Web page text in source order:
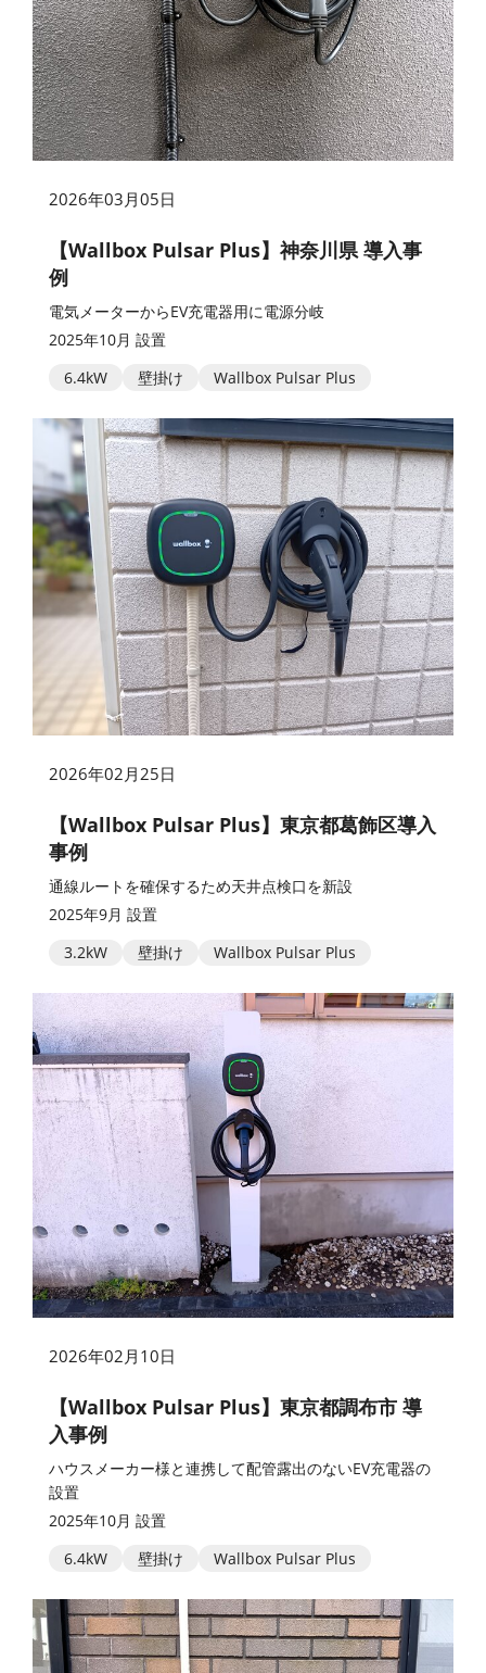
2026年03月05日
【Wallbox Pulsar Plus】神奈川県 導入事
例
電気メーターからEV充電器用に電源分岐
2025年10月 設置
6.4kW
壁掛け Wallbox Pulsar Plus
2026年02月25日
【Wallbox Pulsar Plus】東京都葛飾区導入
事例
通線ルートを確保するため天井点検口を新設
2025年9月 設置
3.2kW
壁掛け Wallbox Pulsar Plus
2026年02月10日
【Wallbox Pulsar Plus】東京都調布市 導
入事例
ハウスメーカー様と連携して配管露出のないEV充電器の
設置
2025年10月 設置
6.4kW
壁掛け Wallbox Pulsar Plus